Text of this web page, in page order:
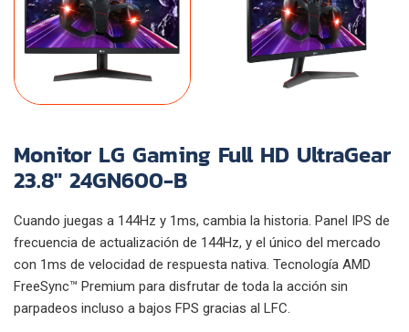
Monitor LG Gaming Full HD UltraGear
23.8" 24GN600-B
Cuando juegas a 144Hz y 1ms, cambia la historia. Panel IPS de
frecuencia de actualización de 144Hz, y el único del mercado
con 1ms de velocidad de respuesta nativa. Tecnología AMD
FreeSync™ Premium para disfrutar de toda la acción sin
parpadeos incluso a bajos FPS gracias al LFC.